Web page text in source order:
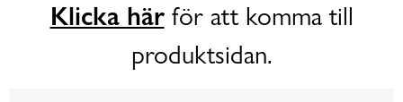
Klicka härför att komma till
produktsidan.